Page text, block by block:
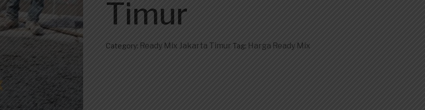
Timur
Category: Ready Mix Jakarta Timur Tag: Harga Ready Mix